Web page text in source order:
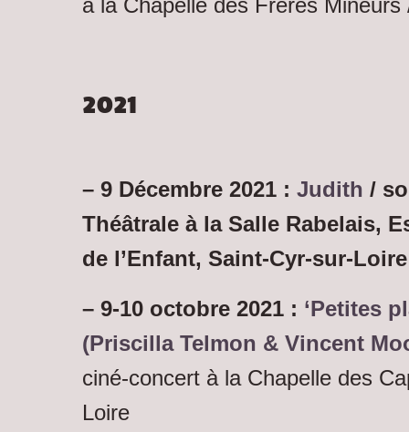
à la Chapelle des Frères Mineurs
2021
– 9 Décembre 2021 : Judith /
Théâtrale à la Salle Rabelais,
de l’Enfant, Saint-Cyr-sur-Loire
– 9-10 octobre 2021 : ‘Petites
(Priscilla Telmon & Vincent
ciné-concert à la Chapelle des
Loire